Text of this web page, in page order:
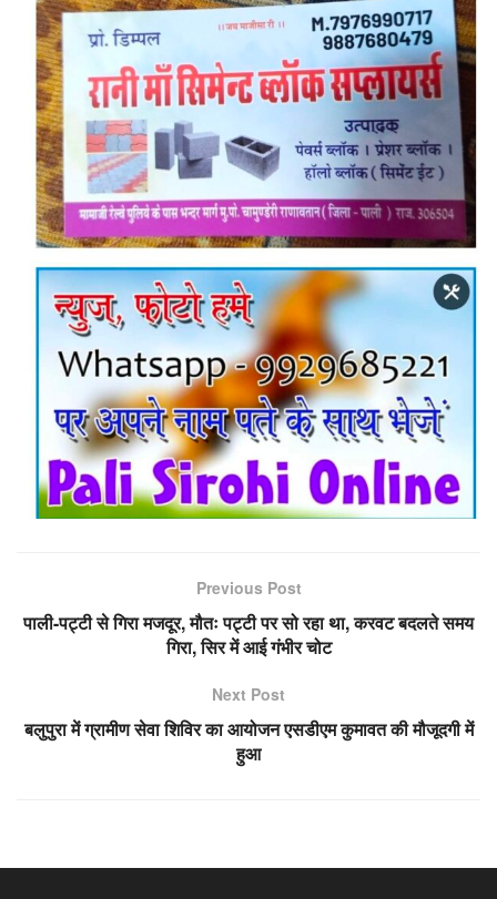
Previous Post
पाली-पट्टी से गिरा मजदूर, मौतः पट्टी पर सो रहा था, करवट बदलते समय
गिरा, सिर में आई गंभीर चोट
Next Post
बलुपुरा में ग्रामीण सेवा शिविर का आयोजन एसडीएम कुमावत की मौजूदगी में
हुआ